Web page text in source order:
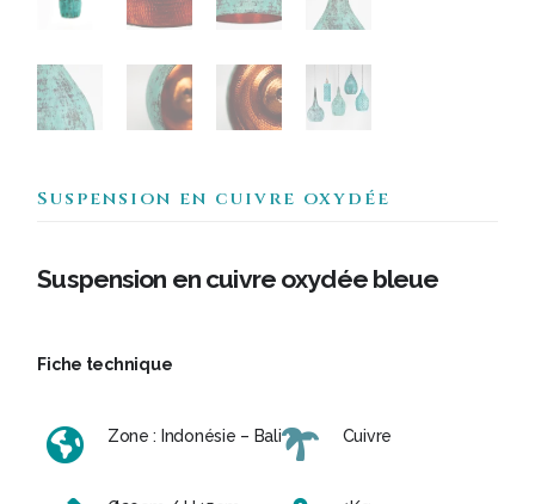
Suspension en cuivre oxydée
Suspension en cuivre oxydée bleue
Fiche technique
Zone : Indonésie – Bali Cuivre